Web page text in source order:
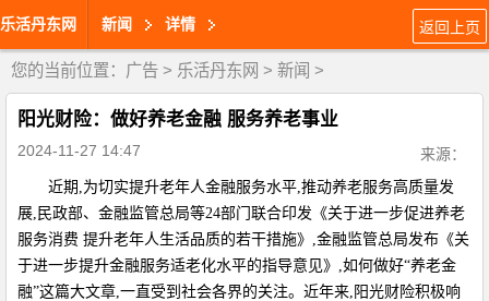
乐活丹东网 新闻 详情 返回上页
您的当前位置： 广告 > 乐活丹东网 > 新闻 >
阳光财险：做好养老金融 服务养老事业
2024-11-27 14:47 来源：
近期,为切实提升老年人金融服务水平,推动养老服务高质量发
展,民政部、金融监管总局等24部门联合印发《关于进一步促进养老
服务消费 提升老年人生活品质的若干措施》,金融监管总局发布《关
于进一步提升金融服务适老化水平的指导意见》,如何做好“养老金
融”这篇大文章,一直受到社会各界的关注。近年来,阳光财险积极响